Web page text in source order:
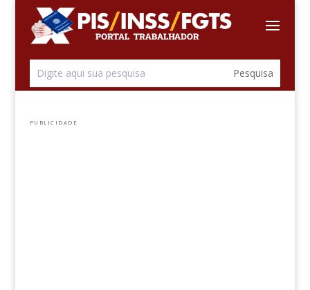
PUBLICIDADE